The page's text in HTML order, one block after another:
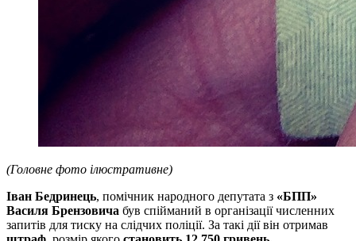
(Головне фото ілюстративне)
Іван Бедринець, помічник народного депутата з «БПП»
Василя Брензовича був спійманий в організації численних
запитів для тиску на слідчих поліції. За такі дії він отримав